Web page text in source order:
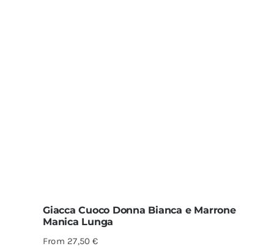
Giacca Cuoco Donna Bianca e Marrone
Manica Lunga
From 27,50€